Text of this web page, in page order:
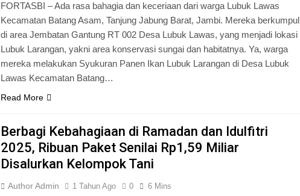
FORTASBI – Ada rasa bahagia dan keceriaan dari warga Lubuk Lawas
Kecamatan Batang Asam, Tanjung Jabung Barat, Jambi. Mereka berkumpul
di area Jembatan Gantung RT 002 Desa Lubuk Lawas, yang menjadi lokasi
Lubuk Larangan, yakni area konservasi sungai dan habitatnya. Ya, warga
mereka melakukan Syukuran Panen Ikan Lubuk Larangan di Desa Lubuk
Lawas Kecamatan Batang…
Read More
Berbagi Kebahagiaan di Ramadan dan Idulfitri
2025, Ribuan Paket Senilai Rp1,59 Miliar
Disalurkan Kelompok Tani
Author Admin 1 Tahun Ago 0 6 Mins